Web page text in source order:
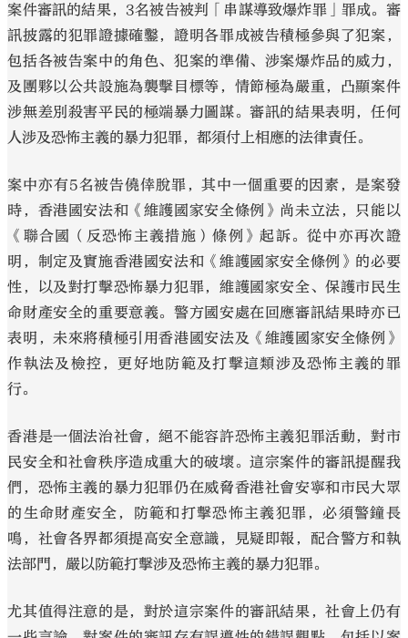
案件審訊的結果，3名被告被判「串謀導致爆炸罪」罪成。審
訊披露的犯罪證據確鑿，證明各罪成被告積極參與了犯案，
包括各被告案中的角色、犯案的準備、涉案爆炸品的威力，
及團夥以公共設施為襲擊目標等，情節極為嚴重，凸顯案件
涉無差別殺害平民的極端暴力圖謀。審訊的結果表明，任何
人涉及恐怖主義的暴力犯罪，都須付上相應的法律責任。
案中亦有5名被告僥倖脫罪，其中一個重要的因素，是案發
時，香港國安法和《維護國家安全條例》尚未立法，只能以
《聯合國（反恐怖主義措施）條例》起訴。從中亦再次證
明，制定及實施香港國安法和《維護國家安全條例》的必要
性，以及對打擊恐怖暴力犯罪，維護國家安全、保護市民生
命財產安全的重要意義。警方國安處在回應審訊結果時亦已
表明，未來將積極引用香港國安法及《維護國家安全條例》
作執法及檢控，更好地防範及打擊這類涉及恐怖主義的罪
行。
香港是一個法治社會，絕不能容許恐怖主義犯罪活動，對市
民安全和社會秩序造成重大的破壞。這宗案件的審訊提醒我
們，恐怖主義的暴力犯罪仍在威脅香港社會安寧和市民大眾
的生命財產安全，防範和打擊恐怖主義犯罪，必須警鐘長
鳴，社會各界都須提高安全意識，見疑即報，配合警方和執
法部門，嚴以防範打擊涉及恐怖主義的暴力犯罪。
尤其值得注意的是，對於這宗案件的審訊結果，社會上仍有